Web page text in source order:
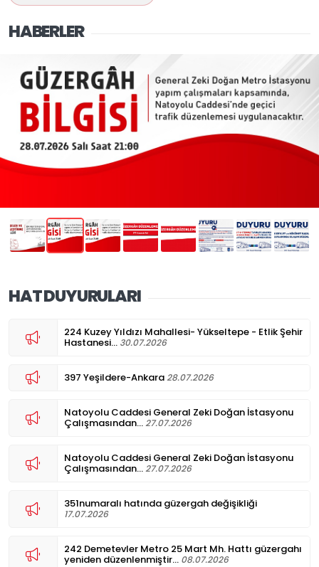
HABERLER
HAT DUYURULARI
224 Kuzey Yıldızı Mahallesi- Yükseltepe - Etlik Şehir
Hastanesi... 30.07.2026
397 Yeşildere-Ankara28.07.2026
Natoyolu Caddesi General Zeki Doğan İstasyonu
Çalışmasından...27.07.2026
Natoyolu Caddesi General Zeki Doğan İstasyonu
Çalışmasından...27.07.2026
351numaralı hatında güzergah değişikliği
17.07.2026
242 Demetevler Metro 25 Mart Mh. Hattı güzergahı
yeniden düzenlenmiştir... 08.07.2026